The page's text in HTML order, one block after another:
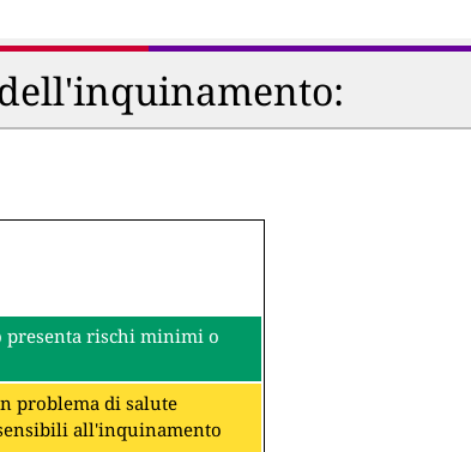
presenta rischi minimi o
problema di salute
all'inquinamento